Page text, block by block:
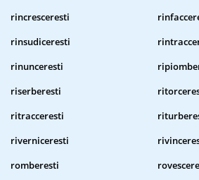
rincresceresti
rinsudiceresti
rinunceresti
riserberesti
ritracceresti
riverniceresti
romberesti